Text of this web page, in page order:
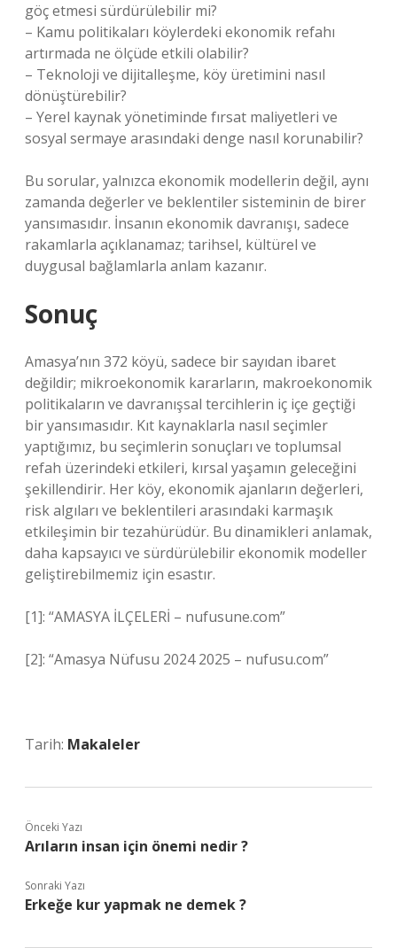
göç etmesi sürdürülebilir mi?
– Kamu politikaları köylerdeki ekonomik refahı
artırmada ne ölçüde etkili olabilir?
– Teknoloji ve dijitalleşme, köy üretimini nasıl
dönüştürebilir?
– Yerel kaynak yönetiminde fırsat maliyetleri ve
sosyal sermaye arasındaki denge nasıl korunabilir?
Bu sorular, yalnızca ekonomik modellerin değil, aynı
zamanda değerler ve beklentiler sisteminin de birer
yansımasıdır. İnsanın ekonomik davranışı, sadece
rakamlarla açıklanamaz; tarihsel, kültürel ve
duygusal bağlamlarla anlam kazanır.
Sonuç
Amasya’nın 372 köyü, sadece bir sayıdan ibaret
değildir; mikroekonomik kararların, makroekonomik
politikaların ve davranışsal tercihlerin iç içe geçtiği
bir yansımasıdır. Kıt kaynaklarla nasıl seçimler
yaptığımız, bu seçimlerin sonuçları ve toplumsal
refah üzerindeki etkileri, kırsal yaşamın geleceğini
şekillendirir. Her köy, ekonomik ajanların değerleri,
risk algıları ve beklentileri arasındaki karmaşık
etkileşimin bir tezahürüdür. Bu dinamikleri anlamak,
daha kapsayıcı ve sürdürülebilir ekonomik modeller
geliştirebilmemiz için esastır.
[1]: “AMASYA İLÇELERİ – nufusune.com”
[2]: “Amasya Nüfusu 2024 2025 – nufusu.com”
Tarih: Makaleler
Önceki Yazı
Arıların insan için önemi nedir ?
Sonraki Yazı
Erkeğe kur yapmak ne demek ?